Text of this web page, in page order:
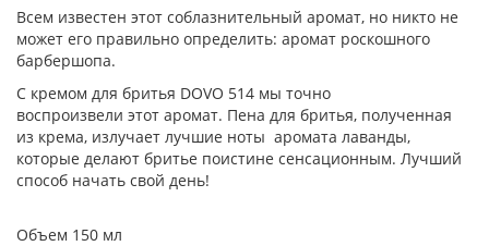
Всем известен этот соблазнительный аромат, но никто не
может его правильно определить: аромат роскошного
барбершопа.
С кремом для бритья DOVO 514 мы точно
воспроизвели этот аромат. Пена для бритья, полученная
из крема, излучает лучшие ноты аромата лаванды,
которые делают бритье поистине сенсационным. Лучший
способ начать свой день!
Объем 150 мл